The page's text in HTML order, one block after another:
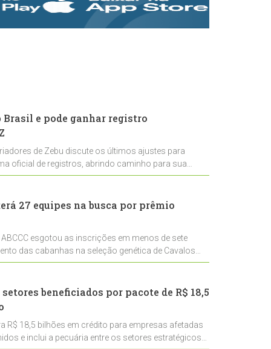
rastreabilidade e
rigor técnico para
Brasil e pode ganhar registro
de Zebu discute os últimos ajustes para
oficial de registros, abrindo caminho para sua
27 equipes na busca por prêmio
esgotou as inscrições em menos de sete
das cabanhas na seleção genética de Cavalos
beneficiados por pacote de R$ 18,5
R$ 18,5 bilhões em crédito para empresas afetadas
e inclui a pecuária entre os setores estratégicos